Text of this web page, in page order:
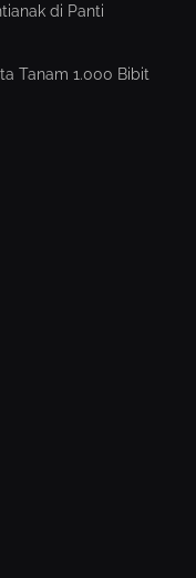
di Panti
Tanam 1.000 Bibit